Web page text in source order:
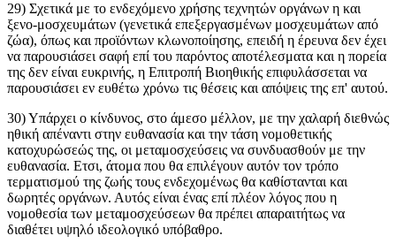
29) Σχετικά με το ενδεχόμενο χρήσης τεχνητών οργάνων η και
ξενο-μοσχευμάτων (γενετικά επεξεργασμένων μοσχευμάτων από
ζώα), όπως και προϊόντων κλωνοποίησης, επειδή η έρευνα δεν έχει
να παρουσιάσει σαφή επί του παρόντος αποτέλεσματα και η πορεία
της δεν είναι ευκρινής, η Επιτροπή Βιοηθικής επιφυλάσσεται να
παρουσιάσει εν ευθέτω χρόνω τις θέσεις και απόψεις της επ' αυτού.
30) Υπάρχει ο κίνδυνος, στο άμεσο μέλλον, με την χαλαρή διεθνώς
ηθική απέναντι στην ευθανασία και την τάση νομοθετικής
κατοχυρώσεώς της, οι μεταμοσχεύσεις να συνδυασθούν με την
ευθανασία. Ετσι, άτομα που θα επιλέγουν αυτόν τον τρόπο
τερματισμού της ζωής τους ενδεχομένως θα καθίστανται και
δωρητές οργάνων. Αυτός είναι ένας επί πλέον λόγος που η
νομοθεσία των μεταμοσχεύσεων θα πρέπει απαραιτήτως να
διαθέτει υψηλό ιδεολογικό υπόβαθρο.